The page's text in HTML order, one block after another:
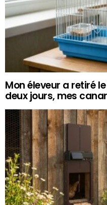
Mon éleveur a retiré
deux jours, mes